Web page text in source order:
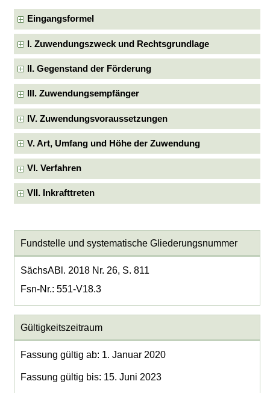
Eingangsformel
I. Zuwendungszweck und Rechtsgrundlage
II. Gegenstand der Förderung
III. Zuwendungsempfänger
IV. Zuwendungsvoraussetzungen
V. Art, Umfang und Höhe der Zuwendung
VI. Verfahren
VII. Inkrafttreten
Fundstelle und systematische Gliederungsnummer
SächsABl. 2018 Nr. 26, S. 811
Fsn-Nr.: 551-V18.3
Gültigkeitszeitraum
Fassung gültig ab: 1. Januar 2020
Fassung gültig bis: 15. Juni 2023